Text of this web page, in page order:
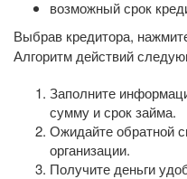
возможный срок
Выбрав кредитора,
Алгоритм действий
Заполните
сумму и срок займа.
Ожидайте обратной
организации.
Получите деньги